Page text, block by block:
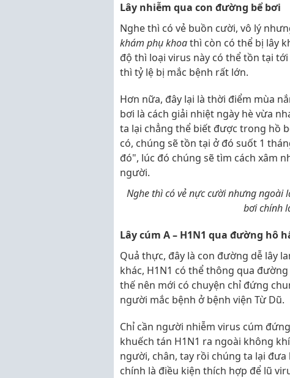
Lây nhiễm qua con đường bể bơi
Nghe thì có vẻ buồn cười, vô lý
khám phụ khoathì còn có thể bị lây
độ thì loại virus này có thể tồn tại
thì tỷ lệ bị mắc bệnh rất lớn.
Hơn nữa, đây lại là thời điểm mùa
bơi là cách giải nhiệt ngày hè vừa
ta lại chẳng thể biết được trong hồ
có, chúng sẽ tồn tại ở đó suốt 1
đó", lúc đó chúng sẽ tìm cách xâm
người.
Nghe thì có vẻ nực cười nhưng ngoài
bơi chính
Lây cúm A – H1N1 qua đường hô
Quả thực, đây là con đường dễ lây
khác, H1N1 có thể thông qua
thế nên mới có chuyện chỉ đứng
người mắc bệnh ở bệnh viện Từ Dũ.
Chỉ cần người nhiễm virus cúm
khuếch tán H1N1 ra ngoài không
người, chân, tay rồi chúng ta lại
chính là điều kiện thích hợp để lũ